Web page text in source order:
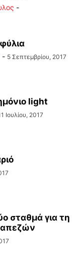
-
- 5 Σεπτεμβρίου, 2017
light
Ιουλίου, 2017
σταθμά για τη